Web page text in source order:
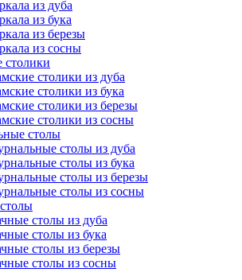
из дуба
из бука
из березы
из сосны
столики
столики из дуба
столики из бука
столики из березы
столики из сосны
столы
столы из дуба
столы из бука
столы из березы
столы из сосны
столы из дуба
столы из бука
столы из березы
столы из сосны